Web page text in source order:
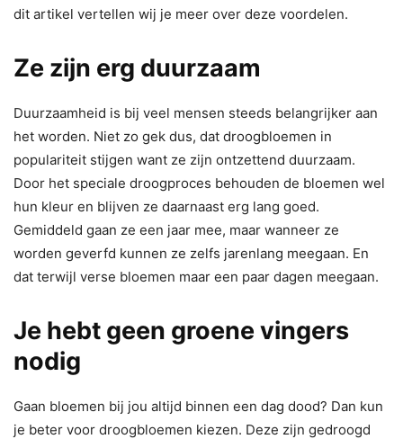
dit artikel vertellen wij je meer over deze voordelen.
Ze zijn erg duurzaam
Duurzaamheid is bij veel mensen steeds belangrijker aan
het worden. Niet zo gek dus, dat droogbloemen in
populariteit stijgen want ze zijn ontzettend duurzaam.
Door het speciale droogproces behouden de bloemen wel
hun kleur en blijven ze daarnaast erg lang goed.
Gemiddeld gaan ze een jaar mee, maar wanneer ze
worden geverfd kunnen ze zelfs jarenlang meegaan. En
dat terwijl verse bloemen maar een paar dagen meegaan.
Je hebt geen groene vingers
nodig
Gaan bloemen bij jou altijd binnen een dag dood? Dan kun
je beter voor droogbloemen kiezen. Deze zijn gedroogd